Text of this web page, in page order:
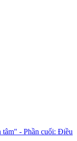
tâm" - Phần cuối: Điều